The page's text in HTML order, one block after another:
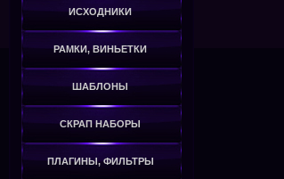
ИСХОДНИКИ
РАМКИ, ВИНЬЕТКИ
ШАБЛОНЫ
СКРАП НАБОРЫ
ПЛАГИНЫ, ФИЛЬТРЫ